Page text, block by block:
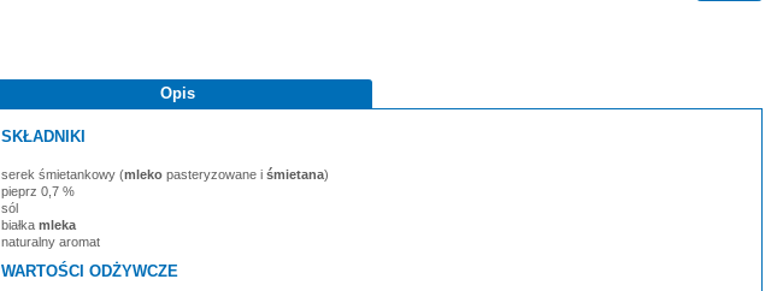
Opis
SKŁADNIKI
serek śmietankowy (mleko pasteryzowane i śmietana)
pieprz 0,7 %
sól
białka mleka
naturalny aromat
WARTOŚCI ODŻYWCZE